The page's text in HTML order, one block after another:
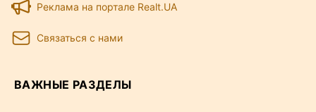
Реклама на портале Realt.UA
Связаться с нами
ВАЖНЫЕ РАЗДЕЛЫ